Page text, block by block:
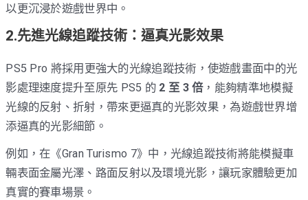
以更沉浸於遊戲世界中。
2.先進光線追蹤技術：逼真光影效果
PS5 Pro 將採用更強大的光線追蹤技術，使遊戲畫面中的光
影處理速度提升至原先 PS5 的 2 至 3 倍，能夠精準地模擬
光線的反射、折射，帶來更逼真的光影效果，為遊戲世界增
添逼真的光影細節。
例如，在《Gran Turismo 7》中，光線追蹤技術將能模擬車
輛表面金屬光澤、路面反射以及環境光影，讓玩家體驗更加
真實的賽車場景。